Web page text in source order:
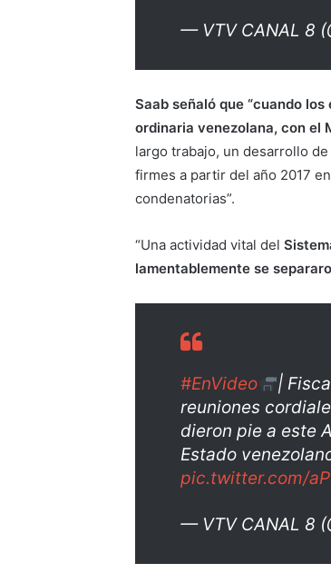
— VTV CANAL 8
Saab señaló que “cuando
ordinaria venezolana, con el
largo trabajo, un desarrollo
firmes a partir del año 2017
condenatorias”.
“Una actividad vital del
lamentablemente se
#EnVideo |
reuniones
dieron pie a este
Estado
pic.twitter.com/
— VTV CANAL 8